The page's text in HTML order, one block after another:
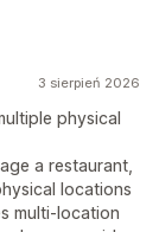
3 sierpień 2026
physical
a restaurant,
locations
multi-location